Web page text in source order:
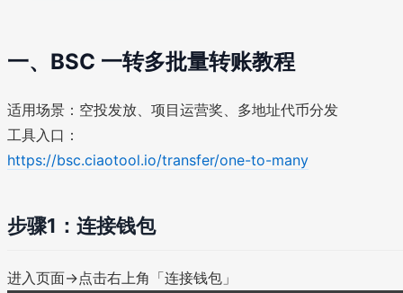
一、BSC 一转多批量转账教程
适用场景：空投发放、项目运营奖、多地址代币分发
工具入口：
https://bsc.ciaotool.io/transfer/one-to-many
步骤1：连接钱包
进入页面→点击右上角「连接钱包」